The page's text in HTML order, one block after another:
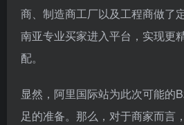
商、制造商工厂以及工程商做了
南亚专业买家进入平台，实现更
配。
显然，阿里国际站为此次可能的
足的准备。那么，对于商家而言